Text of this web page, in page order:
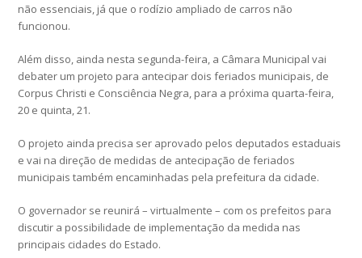
não essenciais, já que o rodízio ampliado de carros não
funcionou.
Além disso, ainda nesta segunda-feira, a Câmara Municipal vai
debater um projeto para antecipar dois feriados municipais, de
Corpus Christi e Consciência Negra, para a próxima quarta-feira,
20 e quinta, 21.
O projeto ainda precisa ser aprovado pelos deputados estaduais
e vai na direção de medidas de antecipação de feriados
municipais também encaminhadas pela prefeitura da cidade.
O governador se reunirá – virtualmente – com os prefeitos para
discutir a possibilidade de implementação da medida nas
principais cidades do Estado.